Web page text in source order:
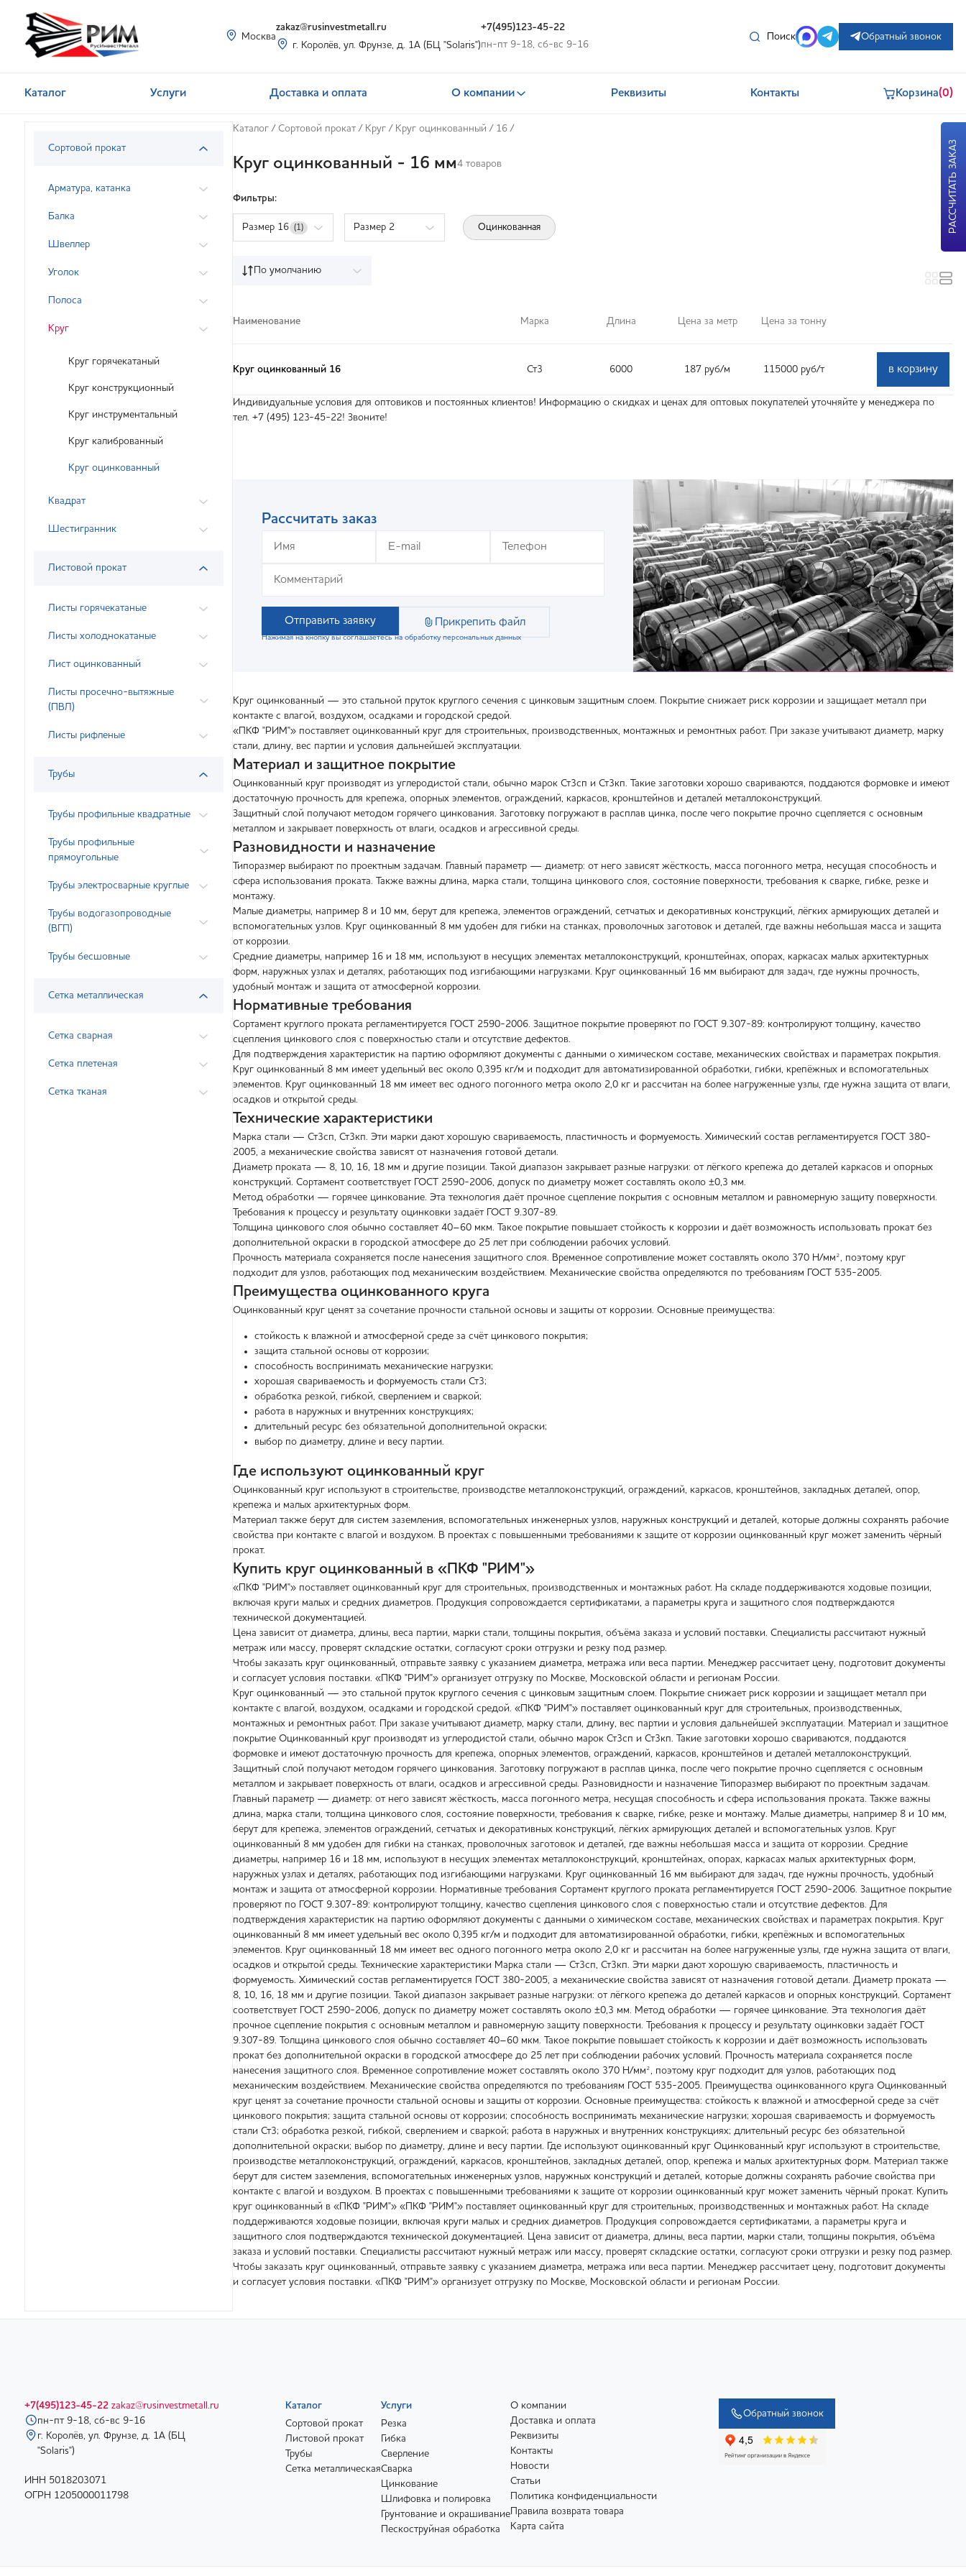
Москва
zakaz@rusinvestmetall.ru
г. Королёв, ул. Фрунзе, д. 1А (БЦ "Solaris")
+7(495)123-45-22
пн-пт 9-18, сб-вс 9-16
Поиск Обратный звонок
Каталог Услуги Доставка и оплата О компании Реквизиты Контакты Корзина(0)
Сортовой прокат
Арматура, катанка
Балка
Швеллер
Уголок
Полоса
Круг
Круг горячекатаный
Круг конструкционный
Круг инструментальный
Круг калиброванный
Круг оцинкованный
Квадрат
Шестигранник
Листовой прокат
Листы горячекатаные
Листы холоднокатаные
Лист оцинкованный
Листы просечно-вытяжные
(ПВЛ)
Листы рифленые
Трубы
Трубы профильные квадратные
Трубы профильные
прямоугольные
Трубы электросварные круглые
Трубы водогазопроводные
(ВГП)
Трубы бесшовные
Сетка металлическая
Сетка сварная
Сетка плетеная
Сетка тканая
Каталог / Сортовой прокат / Круг / Круг оцинкованный / 16 /
Круг оцинкованный - 16 мм4 товаров
Фильтры:
Размер 16 (1) Размер 2 Оцинкованная
По умолчанию
Наименование Марка Длина Цена за метр Цена за тонну
Круг оцинкованный 16 Ст3 6000 187 руб/м 115000 руб/т в корзину
Индивидуальные условия для оптовиков и постоянных клиентов! Информацию о скидках и ценах для оптовых покупателей уточняйте у менеджера по
тел. +7 (495) 123-45-22! Звоните!
Рассчитать заказ
Отправить заявку Прикрепить файл
Нажимая на кнопку вы соглашаетесь на обработку персональных данных
Круг оцинкованный — это стальной пруток круглого сечения с цинковым защитным слоем. Покрытие снижает риск коррозии и защищает металл при
контакте с влагой, воздухом, осадками и городской средой.
«ПКФ "РИМ"» поставляет оцинкованный круг для строительных, производственных, монтажных и ремонтных работ. При заказе учитывают диаметр, марку
стали, длину, вес партии и условия дальнейшей эксплуатации.
Материал и защитное покрытие
Оцинкованный круг производят из углеродистой стали, обычно марок Ст3сп и Ст3кп. Такие заготовки хорошо свариваются, поддаются формовке и имеют
достаточную прочность для крепежа, опорных элементов, ограждений, каркасов, кронштейнов и деталей металлоконструкций.
Защитный слой получают методом горячего цинкования. Заготовку погружают в расплав цинка, после чего покрытие прочно сцепляется с основным
металлом и закрывает поверхность от влаги, осадков и агрессивной среды.
Разновидности и назначение
Типоразмер выбирают по проектным задачам. Главный параметр — диаметр: от него зависят жёсткость, масса погонного метра, несущая способность и
сфера использования проката. Также важны длина, марка стали, толщина цинкового слоя, состояние поверхности, требования к сварке, гибке, резке и
монтажу.
Малые диаметры, например 8 и 10 мм, берут для крепежа, элементов ограждений, сетчатых и декоративных конструкций, лёгких армирующих деталей и
вспомогательных узлов. Круг оцинкованный 8 мм удобен для гибки на станках, проволочных заготовок и деталей, где важны небольшая масса и защита
от коррозии.
Средние диаметры, например 16 и 18 мм, используют в несущих элементах металлоконструкций, кронштейнах, опорах, каркасах малых архитектурных
форм, наружных узлах и деталях, работающих под изгибающими нагрузками. Круг оцинкованный 16 мм выбирают для задач, где нужны прочность,
удобный монтаж и защита от атмосферной коррозии.
Нормативные требования
Сортамент круглого проката регламентируется ГОСТ 2590-2006. Защитное покрытие проверяют по ГОСТ 9.307-89: контролируют толщину, качество
сцепления цинкового слоя с поверхностью стали и отсутствие дефектов.
Для подтверждения характеристик на партию оформляют документы с данными о химическом составе, механических свойствах и параметрах покрытия.
Круг оцинкованный 8 мм имеет удельный вес около 0,395 кг/м и подходит для автоматизированной обработки, гибки, крепёжных и вспомогательных
элементов. Круг оцинкованный 18 мм имеет вес одного погонного метра около 2,0 кг и рассчитан на более нагруженные узлы, где нужна защита от влаги,
осадков и открытой среды.
Технические характеристики
Марка стали — Ст3сп, Ст3кп. Эти марки дают хорошую свариваемость, пластичность и формуемость. Химический состав регламентируется ГОСТ 380-
2005, а механические свойства зависят от назначения готовой детали.
Диаметр проката — 8, 10, 16, 18 мм и другие позиции. Такой диапазон закрывает разные нагрузки: от лёгкого крепежа до деталей каркасов и опорных
конструкций. Сортамент соответствует ГОСТ 2590-2006, допуск по диаметру может составлять около ±0,3 мм.
Метод обработки — горячее цинкование. Эта технология даёт прочное сцепление покрытия с основным металлом и равномерную защиту поверхности.
Требования к процессу и результату оцинковки задаёт ГОСТ 9.307-89.
Толщина цинкового слоя обычно составляет 40–60 мкм. Такое покрытие повышает стойкость к коррозии и даёт возможность использовать прокат без
дополнительной окраски в городской атмосфере до 25 лет при соблюдении рабочих условий.
Прочность материала сохраняется после нанесения защитного слоя. Временное сопротивление может составлять около 370 Н/мм², поэтому круг
подходит для узлов, работающих под механическим воздействием. Механические свойства определяются по требованиям ГОСТ 535-2005.
Преимущества оцинкованного круга
Оцинкованный круг ценят за сочетание прочности стальной основы и защиты от коррозии. Основные преимущества:
стойкость к влажной и атмосферной среде за счёт цинкового покрытия;
защита стальной основы от коррозии;
способность воспринимать механические нагрузки;
хорошая свариваемость и формуемость стали Ст3;
обработка резкой, гибкой, сверлением и сваркой;
работа в наружных и внутренних конструкциях;
длительный ресурс без обязательной дополнительной окраски;
выбор по диаметру, длине и весу партии.
Где используют оцинкованный круг
Оцинкованный круг используют в строительстве, производстве металлоконструкций, ограждений, каркасов, кронштейнов, закладных деталей, опор,
крепежа и малых архитектурных форм.
Материал также берут для систем заземления, вспомогательных инженерных узлов, наружных конструкций и деталей, которые должны сохранять рабочие
свойства при контакте с влагой и воздухом. В проектах с повышенными требованиями к защите от коррозии оцинкованный круг может заменить чёрный
прокат.
Купить круг оцинкованный в «ПКФ "РИМ"»
«ПКФ "РИМ"» поставляет оцинкованный круг для строительных, производственных и монтажных работ. На складе поддерживаются ходовые позиции,
включая круги малых и средних диаметров. Продукция сопровождается сертификатами, а параметры круга и защитного слоя подтверждаются
технической документацией.
Цена зависит от диаметра, длины, веса партии, марки стали, толщины покрытия, объёма заказа и условий поставки. Специалисты рассчитают нужный
метраж или массу, проверят складские остатки, согласуют сроки отгрузки и резку под размер.
Чтобы заказать круг оцинкованный, отправьте заявку с указанием диаметра, метража или веса партии. Менеджер рассчитает цену, подготовит документы
и согласует условия поставки. «ПКФ "РИМ"» организует отгрузку по Москве, Московской области и регионам России.
Круг оцинкованный — это стальной пруток круглого сечения с цинковым защитным слоем. Покрытие снижает риск коррозии и защищает металл при
контакте с влагой, воздухом, осадками и городской средой. «ПКФ "РИМ"» поставляет оцинкованный круг для строительных, производственных,
монтажных и ремонтных работ. При заказе учитывают диаметр, марку стали, длину, вес партии и условия дальнейшей эксплуатации. Материал и защитное
покрытие Оцинкованный круг производят из углеродистой стали, обычно марок Ст3сп и Ст3кп. Такие заготовки хорошо свариваются, поддаются
формовке и имеют достаточную прочность для крепежа, опорных элементов, ограждений, каркасов, кронштейнов и деталей металлоконструкций.
Защитный слой получают методом горячего цинкования. Заготовку погружают в расплав цинка, после чего покрытие прочно сцепляется с основным
металлом и закрывает поверхность от влаги, осадков и агрессивной среды. Разновидности и назначение Типоразмер выбирают по проектным задачам.
Главный параметр — диаметр: от него зависят жёсткость, масса погонного метра, несущая способность и сфера использования проката. Также важны
длина, марка стали, толщина цинкового слоя, состояние поверхности, требования к сварке, гибке, резке и монтажу. Малые диаметры, например 8 и 10 мм,
берут для крепежа, элементов ограждений, сетчатых и декоративных конструкций, лёгких армирующих деталей и вспомогательных узлов. Круг
оцинкованный 8 мм удобен для гибки на станках, проволочных заготовок и деталей, где важны небольшая масса и защита от коррозии. Средние
диаметры, например 16 и 18 мм, используют в несущих элементах металлоконструкций, кронштейнах, опорах, каркасах малых архитектурных форм,
наружных узлах и деталях, работающих под изгибающими нагрузками. Круг оцинкованный 16 мм выбирают для задач, где нужны прочность, удобный
монтаж и защита от атмосферной коррозии. Нормативные требования Сортамент круглого проката регламентируется ГОСТ 2590-2006. Защитное покрытие
проверяют по ГОСТ 9.307-89: контролируют толщину, качество сцепления цинкового слоя с поверхностью стали и отсутствие дефектов. Для
подтверждения характеристик на партию оформляют документы с данными о химическом составе, механических свойствах и параметрах покрытия. Круг
оцинкованный 8 мм имеет удельный вес около 0,395 кг/м и подходит для автоматизированной обработки, гибки, крепёжных и вспомогательных
элементов. Круг оцинкованный 18 мм имеет вес одного погонного метра около 2,0 кг и рассчитан на более нагруженные узлы, где нужна защита от влаги,
осадков и открытой среды. Технические характеристики Марка стали — Ст3сп, Ст3кп. Эти марки дают хорошую свариваемость, пластичность и
формуемость. Химический состав регламентируется ГОСТ 380-2005, а механические свойства зависят от назначения готовой детали. Диаметр проката —
8, 10, 16, 18 мм и другие позиции. Такой диапазон закрывает разные нагрузки: от лёгкого крепежа до деталей каркасов и опорных конструкций. Сортамент
соответствует ГОСТ 2590-2006, допуск по диаметру может составлять около ±0,3 мм. Метод обработки — горячее цинкование. Эта технология даёт
прочное сцепление покрытия с основным металлом и равномерную защиту поверхности. Требования к процессу и результату оцинковки задаёт ГОСТ
9.307-89. Толщина цинкового слоя обычно составляет 40–60 мкм. Такое покрытие повышает стойкость к коррозии и даёт возможность использовать
прокат без дополнительной окраски в городской атмосфере до 25 лет при соблюдении рабочих условий. Прочность материала сохраняется после
нанесения защитного слоя. Временное сопротивление может составлять около 370 Н/мм², поэтому круг подходит для узлов, работающих под
механическим воздействием. Механические свойства определяются по требованиям ГОСТ 535-2005. Преимущества оцинкованного круга Оцинкованный
круг ценят за сочетание прочности стальной основы и защиты от коррозии. Основные преимущества: стойкость к влажной и атмосферной среде за счёт
цинкового покрытия; защита стальной основы от коррозии; способность воспринимать механические нагрузки; хорошая свариваемость и формуемость
стали Ст3; обработка резкой, гибкой, сверлением и сваркой; работа в наружных и внутренних конструкциях; длительный ресурс без обязательной
дополнительной окраски; выбор по диаметру, длине и весу партии. Где используют оцинкованный круг Оцинкованный круг используют в строительстве,
производстве металлоконструкций, ограждений, каркасов, кронштейнов, закладных деталей, опор, крепежа и малых архитектурных форм. Материал также
берут для систем заземления, вспомогательных инженерных узлов, наружных конструкций и деталей, которые должны сохранять рабочие свойства при
контакте с влагой и воздухом. В проектах с повышенными требованиями к защите от коррозии оцинкованный круг может заменить чёрный прокат. Купить
круг оцинкованный в «ПКФ "РИМ"» «ПКФ "РИМ"» поставляет оцинкованный круг для строительных, производственных и монтажных работ. На складе
поддерживаются ходовые позиции, включая круги малых и средних диаметров. Продукция сопровождается сертификатами, а параметры круга и
защитного слоя подтверждаются технической документацией. Цена зависит от диаметра, длины, веса партии, марки стали, толщины покрытия, объёма
заказа и условий поставки. Специалисты рассчитают нужный метраж или массу, проверят складские остатки, согласуют сроки отгрузки и резку под размер.
Чтобы заказать круг оцинкованный, отправьте заявку с указанием диаметра, метража или веса партии. Менеджер рассчитает цену, подготовит документы
и согласует условия поставки. «ПКФ "РИМ"» организует отгрузку по Москве, Московской области и регионам России.
+7(495)123-45-22 zakaz@rusinvestmetall.ru
пн-пт 9-18, сб-вс 9-16
г. Королёв, ул. Фрунзе, д. 1А (БЦ
"Solaris")
ИНН 5018203071
ОГРН 1205000011798
Каталог
Сортовой прокат
Листовой прокат
Трубы
Сетка металлическая
Услуги
Резка
Гибка
Сверление
Сварка
Цинкование
Шлифовка и полировка
Грунтование и окрашивание
Пескоструйная обработка
О компании
Доставка и оплата
Реквизиты
Контакты
Новости
Статьи
Политика конфиденциальности
Правила возврата товара
Карта сайта
Обратный звонок
РАССЧИТАТЬ ЗАКАЗ